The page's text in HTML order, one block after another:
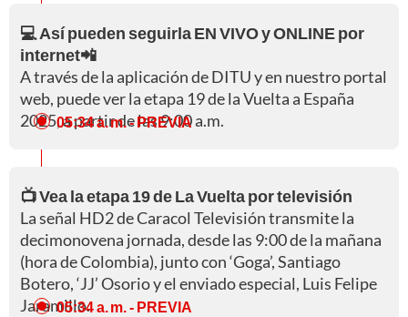
💻 Así pueden seguirla EN VIVO y ONLINE por
internet📲
A través de la aplicación de DITU y en nuestro portal
web, puede ver la etapa 19 de la Vuelta a España
2025, a partir de las 9:00 a.m.
05:34 a. m.- PREVIA
📺 Vea la etapa 19 de La Vuelta por televisión
La señal HD2 de Caracol Televisión transmite la
decimonovena jornada, desde las 9:00 de la mañana
(hora de Colombia), junto con ‘Goga’, Santiago
Botero, ‘JJ’ Osorio y el enviado especial, Luis Felipe
Jaramillo.05:34 a. m.- PREVIA